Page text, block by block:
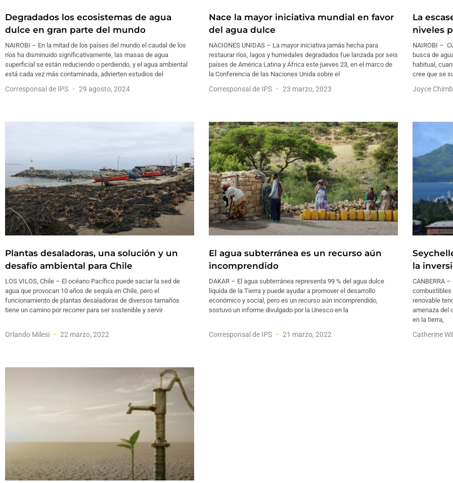
Degradados los ecosistemas de agua
dulce en gran parte del mundo
NAIROBI – En la mitad de los países del mundo el caudal de los
ríos ha disminuido significativamente, las masas de agua
superficial se están reduciendo o perdiendo, y el agua ambiental
está cada vez más contaminada, advierten estudios del
Corresponsal de IPS 29 agosto, 2024
Nace la mayor iniciativa mundial en favor
del agua dulce
NACIONES UNIDAS – La mayor iniciativa jamás hecha para
restaurar ríos, lagos y humedales degradados fue lanzada por seis
países de América Latina y África este jueves 23, en el marco de
la Conferencia de las Naciones Unida sobre el
Corresponsal de IPS 23 marzo, 2023
La
niveles
NAIROBI –
busca de
habitual,
cree que se
Joyce
Plantas desaladoras, una solución y un
desafío ambiental para Chile
LOS VILOS, Chile – El océano Pacífico puede saciar la sed de
agua que provocan 10 años de sequía en Chile, pero el
funcionamiento de plantas desaladoras de diversos tamaños
tiene un camino por recorrer para ser sostenible y servir
Orlando Milesi 22 marzo, 2022
El agua subterránea es un recurso aún
incomprendido
DAKAR – El agua subterránea representa 99 % del agua dulce
líquida de la Tierra y puede ayudar a promover el desarrollo
económico y social, pero es un recurso aún incomprendido,
sostuvo un informe divulgado por la Unesco en la
Corresponsal de IPS 21 marzo, 2022
la
CANBERRA
combustibles
renovable
amenaza del
en la tierra,
Catherine